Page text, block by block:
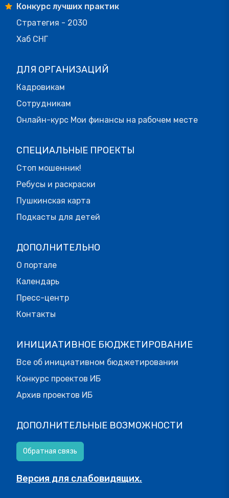
Конкурс лучших практик
Стратегия - 2030
Хаб СНГ
ДЛЯ ОРГАНИЗАЦИЙ
Кадровикам
Сотрудникам
Онлайн-курс Мои финансы на рабочем месте
СПЕЦИАЛЬНЫЕ ПРОЕКТЫ
Стоп мошенник!
Ребусы и раскраски
Пушкинская карта
Подкасты для детей
ДОПОЛНИТЕЛЬНО
О портале
Календарь
Пресс-центр
Контакты
ИНИЦИАТИВНОЕ БЮДЖЕТИРОВАНИЕ
Все об инициативном бюджетировании
Конкурс проектов ИБ
Архив проектов ИБ
ДОПОЛНИТЕЛЬНЫЕ ВОЗМОЖНОСТИ
Обратная связь
Версия для слабовидящих.